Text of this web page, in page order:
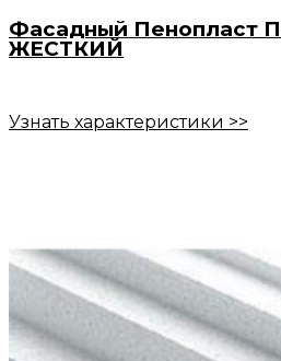
Фасадный Пенопласт
ЖЕСТКИЙ
Узнать характеристики >>